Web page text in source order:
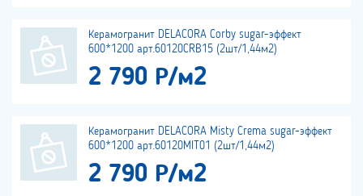
Керамогранит DELACORA Corby sugar-эффект
600*1200 арт.60120CRB15 (2шт/1,44м2)
2 790 Р/м2
Керамогранит DELACORA Misty Crema sugar-эффект
600*1200 арт.60120MIT01 (2шт/1,44м2)
2 790 Р/м2